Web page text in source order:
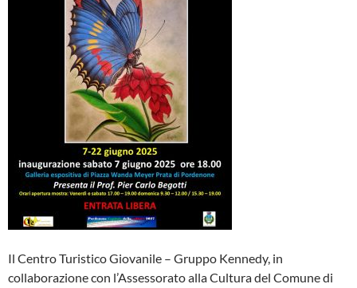
Il Centro Turistico Giovanile – Gruppo Kennedy, in
collaborazione con l’Assessorato alla Cultura del Comune di